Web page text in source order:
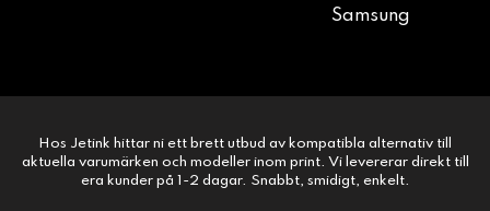
Samsung
Hos Jetink hittar ni ett brett utbud av kompatibla alternativ till
aktuella varumärken och modeller inom print. Vi levererar direkt till
era kunder på 1-2 dagar. Snabbt, smidigt, enkelt.